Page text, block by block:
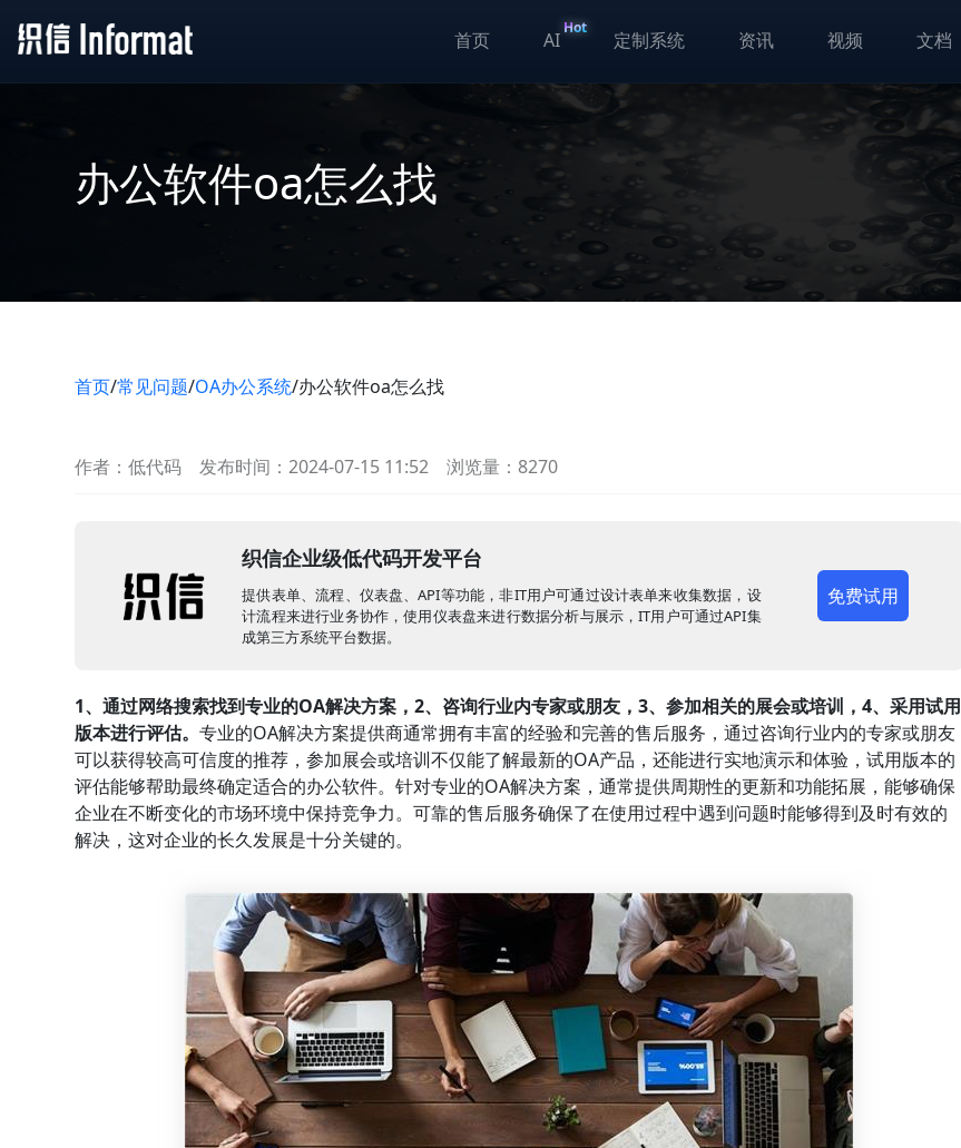
首页 AI
Hot
定制系统 资讯 视频 文档
办公软件oa怎么找
首页/常见问题/OA办公系统/办公软件oa怎么找
作者：低代码 发布时间：2024-07-15 11:52 浏览量：8270
织信企业级低代码开发平台
提供表单、流程、仪表盘、API等功能，非IT用户可通过设计表单来收集数据，设
计流程来进行业务协作，使用仪表盘来进行数据分析与展示，IT用户可通过API集
成第三方系统平台数据。
免费试用
1、通过网络搜索找到专业的OA解决方案，2、咨询行业内专家或朋友，3、参加相关的展会或培训，4、采用试用
版本进行评估。专业的OA解决方案提供商通常拥有丰富的经验和完善的售后服务，通过咨询行业内的专家或朋友
可以获得较高可信度的推荐，参加展会或培训不仅能了解最新的OA产品，还能进行实地演示和体验，试用版本的
评估能够帮助最终确定适合的办公软件。针对专业的OA解决方案，通常提供周期性的更新和功能拓展，能够确保
企业在不断变化的市场环境中保持竞争力。可靠的售后服务确保了在使用过程中遇到问题时能够得到及时有效的
解决，这对企业的长久发展是十分关键的。